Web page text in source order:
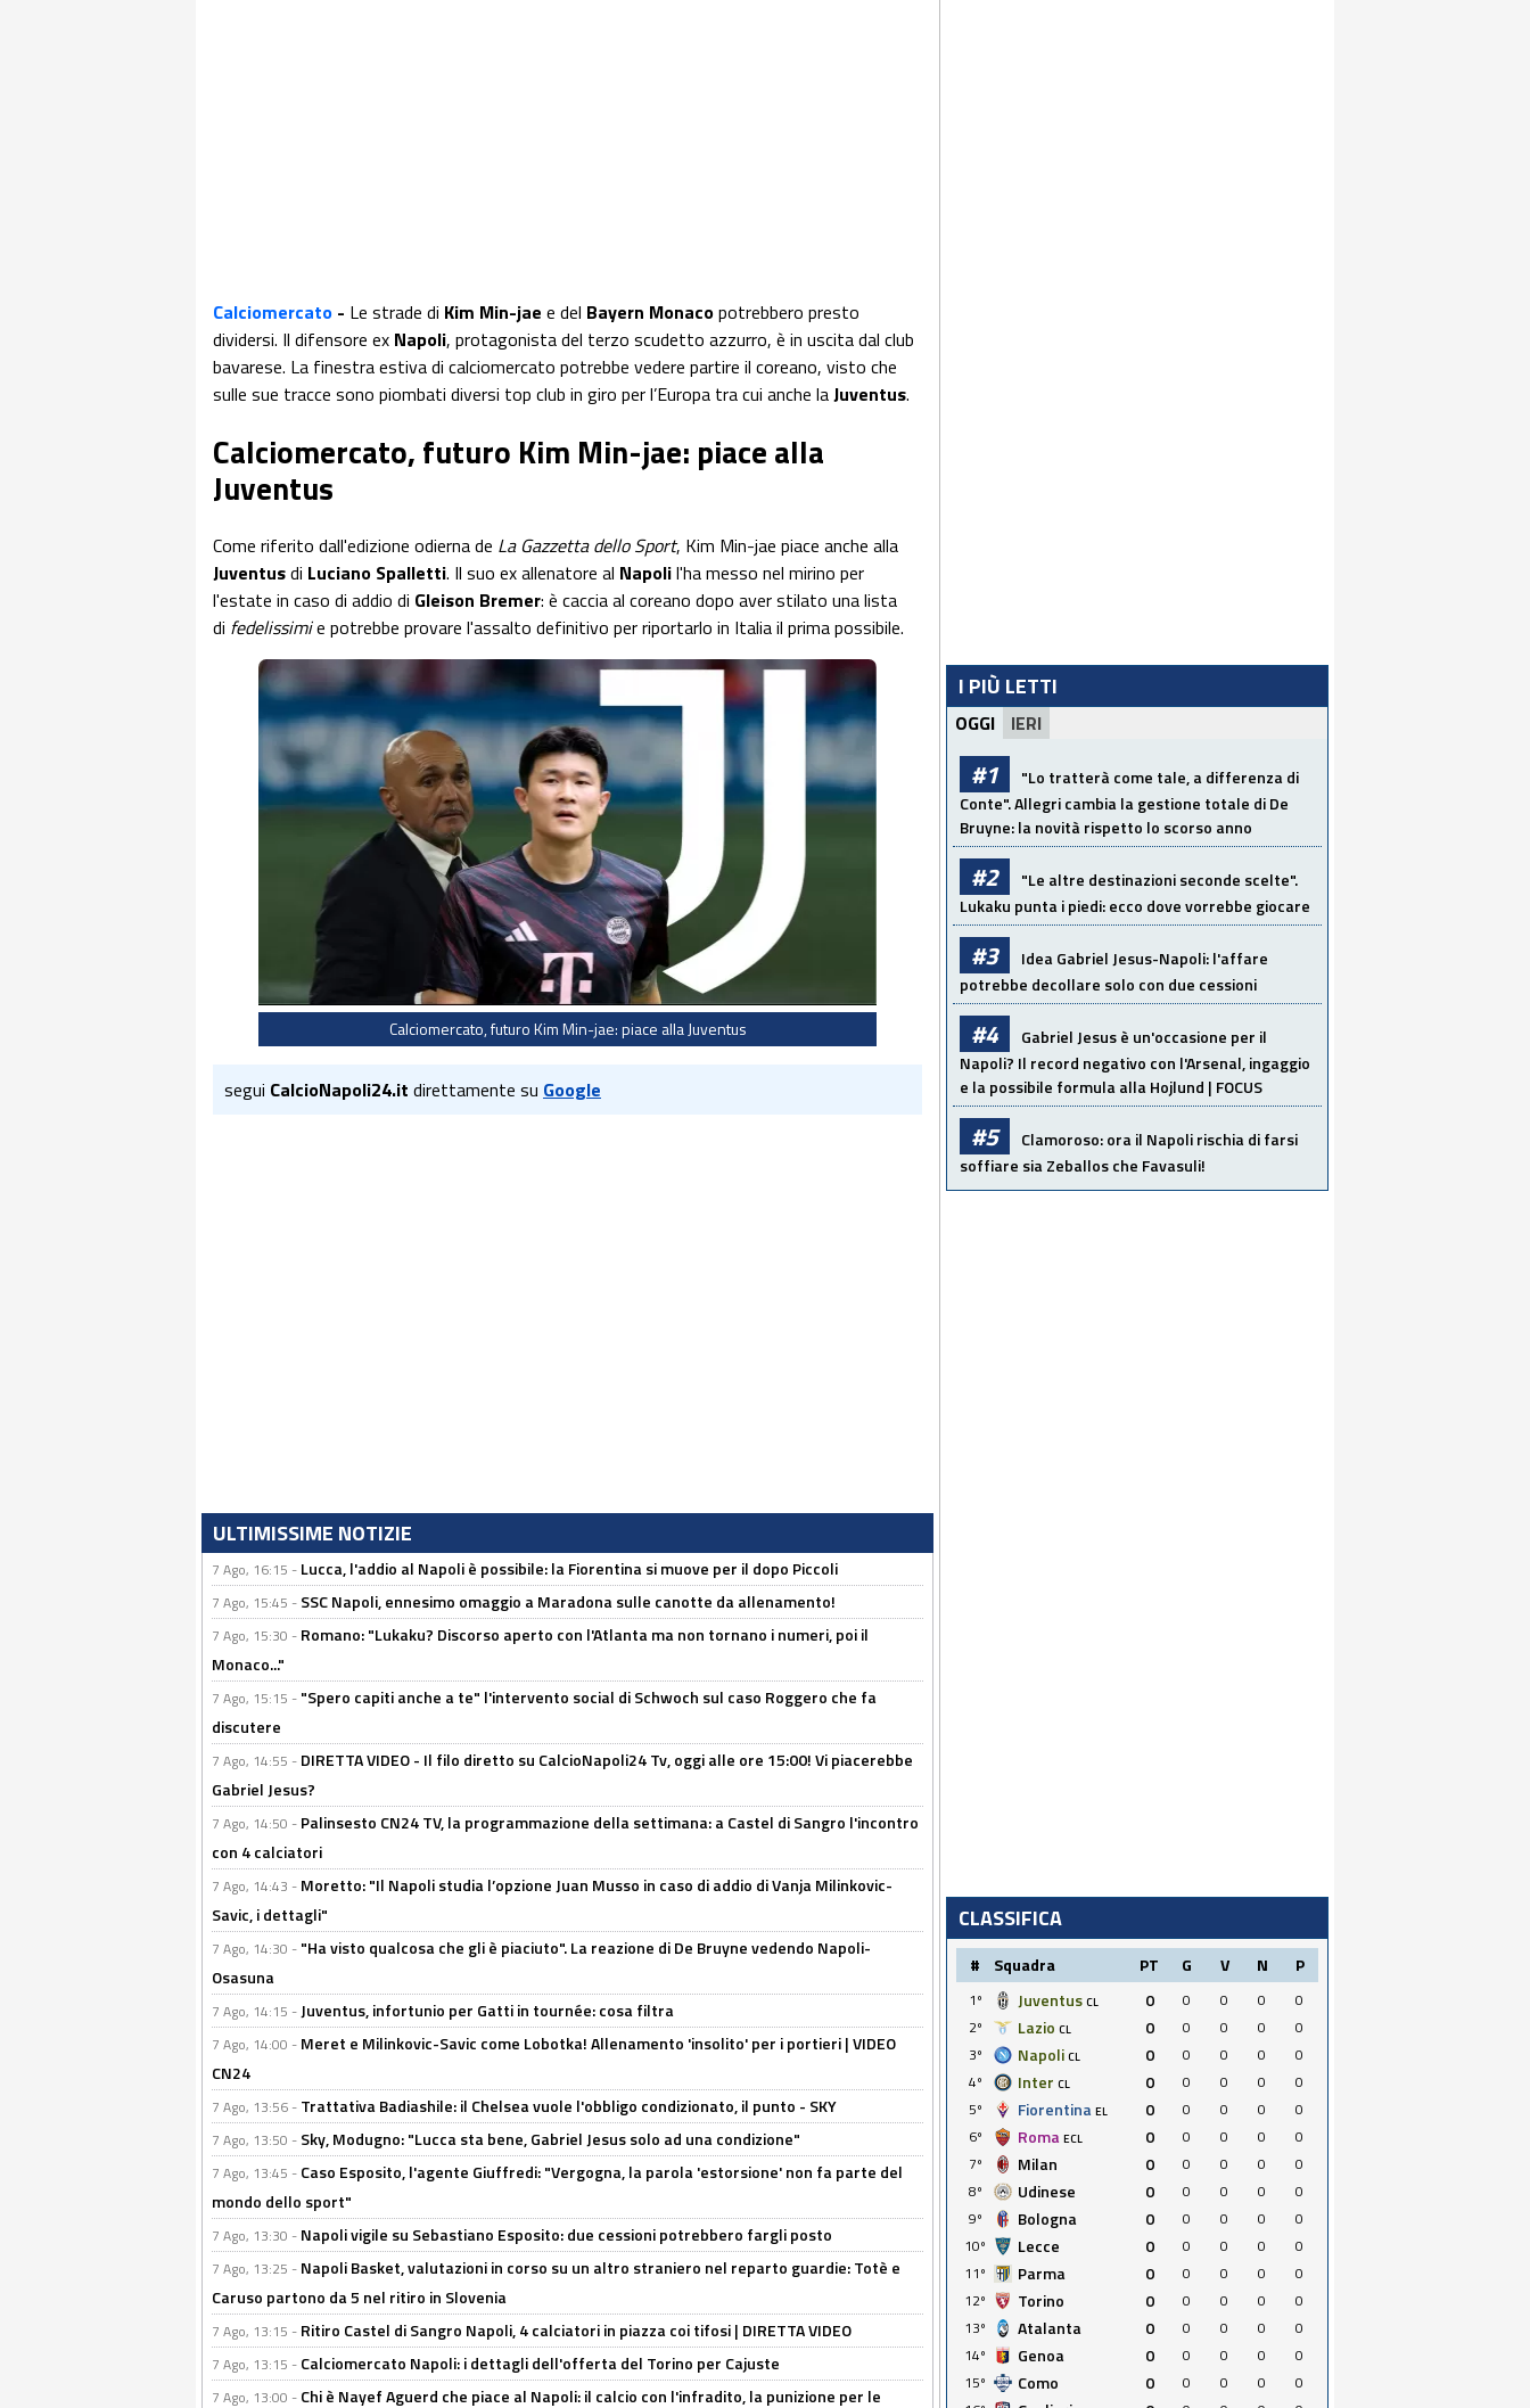
Calciomercato - Le strade di Kim Min-jae e del Bayern Monacopotrebbero presto
dividersi. Il difensore ex Napoli, protagonista del terzo scudetto azzurro, è in uscita dal club
bavarese. La finestra estiva di calciomercato potrebbe vedere partire il coreano, visto che
sulle sue tracce sono piombati diversi top club in giro per l’Europa tra cui anche laJuventus.
Calciomercato, futuro Kim Min-jae: piace alla
Juventus
Come riferito dall'edizione odierna de La Gazzetta dello Sport, Kim Min-jae piace anche alla
Juventusdi Luciano Spalletti. Il suo ex allenatore al Napolil'ha messo nel mirino per
l'estate in caso di addio di Gleison Bremer: è caccia al coreano dopo aver stilato una lista
di fedelissimie potrebbe provare l'assalto definitivo per riportarlo in Italia il prima possibile.
Calciomercato, futuro Kim Min-jae: piace alla Juventus
segui CalcioNapoli24.it direttamente su Google
ULTIMISSIME NOTIZIE
7 Ago, 16:15 - Lucca, l'addio al Napoli è possibile: la Fiorentina si muove per il dopo Piccoli
7 Ago, 15:45 - SSC Napoli, ennesimo omaggio a Maradona sulle canotte da allenamento!
7 Ago, 15:30 - Romano: "Lukaku? Discorso aperto con l'Atlanta ma non tornano i numeri, poi il
Monaco..."
7 Ago, 15:15 - "Spero capiti anche a te" l'intervento social di Schwoch sul caso Roggero che fa
discutere
7 Ago, 14:55 - DIRETTA VIDEO - Il filo diretto su CalcioNapoli24 Tv, oggi alle ore 15:00! Vi piacerebbe
Gabriel Jesus?
7 Ago, 14:50 - Palinsesto CN24 TV, la programmazione della settimana: a Castel di Sangro l'incontro
con 4 calciatori
7 Ago, 14:43 - Moretto: "Il Napoli studia l’opzione Juan Musso in caso di addio di Vanja Milinkovic-
Savic, i dettagli"
7 Ago, 14:30 - "Ha visto qualcosa che gli è piaciuto". La reazione di De Bruyne vedendo Napoli-
Osasuna
7 Ago, 14:15 - Juventus, infortunio per Gatti in tournée: cosa filtra
7 Ago, 14:00 - Meret e Milinkovic-Savic come Lobotka! Allenamento 'insolito' per i portieri | VIDEO
CN24
7 Ago, 13:56 - Trattativa Badiashile: il Chelsea vuole l'obbligo condizionato, il punto - SKY
7 Ago, 13:50 - Sky, Modugno: "Lucca sta bene, Gabriel Jesus solo ad una condizione"
7 Ago, 13:45 - Caso Esposito, l'agente Giuffredi: "Vergogna, la parola 'estorsione' non fa parte del
mondo dello sport"
7 Ago, 13:30 - Napoli vigile su Sebastiano Esposito: due cessioni potrebbero fargli posto
7 Ago, 13:25 - Napoli Basket, valutazioni in corso su un altro straniero nel reparto guardie: Totè e
Caruso partono da 5 nel ritiro in Slovenia
7 Ago, 13:15 - Ritiro Castel di Sangro Napoli, 4 calciatori in piazza coi tifosi | DIRETTA VIDEO
7 Ago, 13:15 - Calciomercato Napoli: i dettagli dell'offerta del Torino per Cajuste
7 Ago, 13:00 - Chi è Nayef Aguerd che piace al Napoli: il calcio con l'infradito, la punizione per le
I PIÙ LETTI
OGGI IERI
#1
"Lo tratterà come tale, a differenza di
Conte". Allegri cambia la gestione totale di De
Bruyne: la novità rispetto lo scorso anno
#2
"Le altre destinazioni seconde scelte".
Lukaku punta i piedi: ecco dove vorrebbe giocare
#3
Idea Gabriel Jesus-Napoli: l'affare
potrebbe decollare solo con due cessioni
#4
Gabriel Jesus è un'occasione per il
Napoli? Il record negativo con l'Arsenal, ingaggio
e la possibile formula alla Hojlund | FOCUS
#5
Clamoroso: ora il Napoli rischia di farsi
soffiare sia Zeballos che Favasuli!
CLASSIFICA
# Squadra PT G V N P
1º Juventus CL 0 0 0 0
0
2º
Lazio CL 0 0 0 0
0
3º
Napoli CL 0 0 0 0
0
4º
Inter CL 0 0 0 0
0
5º
Fiorentina EL 0 0 0 0
0
6º
Roma ECL 0 0 0 0
0
7º
Milan 0 0 0 0
0
8º
Udinese 0 0 0 0
0
9º
Bologna 0 0 0 0
0
10º
Lecce 0 0 0 0
0
11º
Parma 0 0 0 0
0
12º
Torino 0 0 0 0
0
13º
Atalanta 0 0 0 0
0
14º
Genoa 0 0 0 0
0
15º
Como 0 0 0 0
0